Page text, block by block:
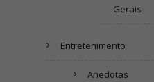
Gerais
Entretenimento
Anedotas